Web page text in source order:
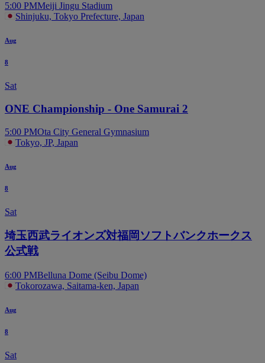
5:00 PMMeiji Jingu Stadium
Shinjuku, Tokyo Prefecture, Japan
Aug
8
Sat
ONE Championship - One Samurai 2
5:00 PMOta City General Gymnasium
Tokyo, JP, Japan
Aug
8
Sat
埼玉西武ライオンズ対福岡ソフトバンクホークス
公式戦
6:00 PMBelluna Dome (Seibu Dome)
Tokorozawa, Saitama-ken, Japan
Aug
8
Sat